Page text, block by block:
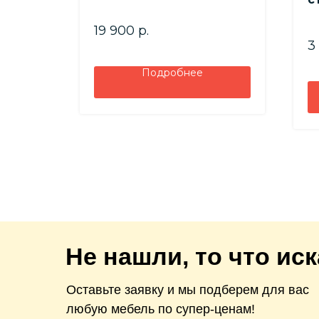
19 900 р.
Подробнее
3
Не нашли, то что
Оставьте заявку и мы подберем для вас
любую мебель по супер-ценам!